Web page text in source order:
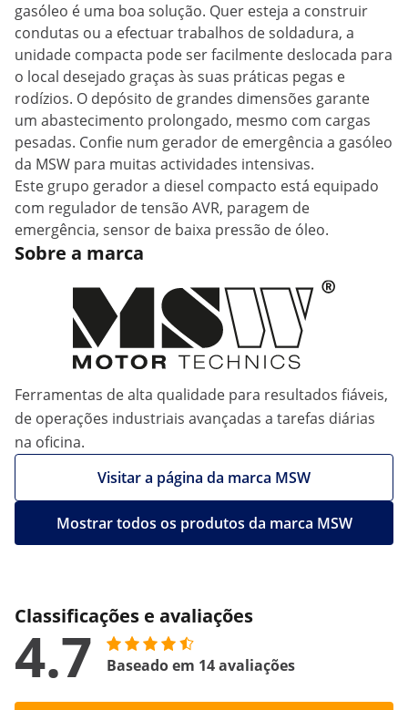
gasóleo é uma boa solução. Quer esteja a construir
condutas ou a efectuar trabalhos de soldadura, a
unidade compacta pode ser facilmente deslocada para
o local desejado graças às suas práticas pegas e
rodízios. O depósito de grandes dimensões garante
um abastecimento prolongado, mesmo com cargas
pesadas. Confie num gerador de emergência a gasóleo
da MSW para muitas actividades intensivas.
Este grupo gerador a diesel compacto está equipado
com regulador de tensão AVR, paragem de
emergência, sensor de baixa pressão de óleo.
Sobre a marca
Ferramentas de alta qualidade para resultados fiáveis,
de operações industriais avançadas a tarefas diárias
na oficina.
Visitar a página da marca MSW
Mostrar todos os produtos da marca MSW
Classificações e avaliações
4.7 Baseado em 14 avaliações